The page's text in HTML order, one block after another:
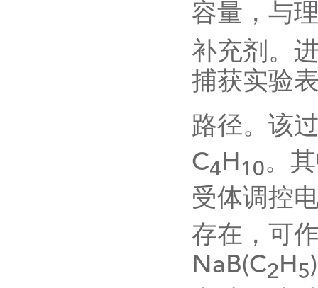
容量，与
补充剂。
捕获实验
路径。该
C4H10。
受体调控
存在，可
NaB(C2H5)